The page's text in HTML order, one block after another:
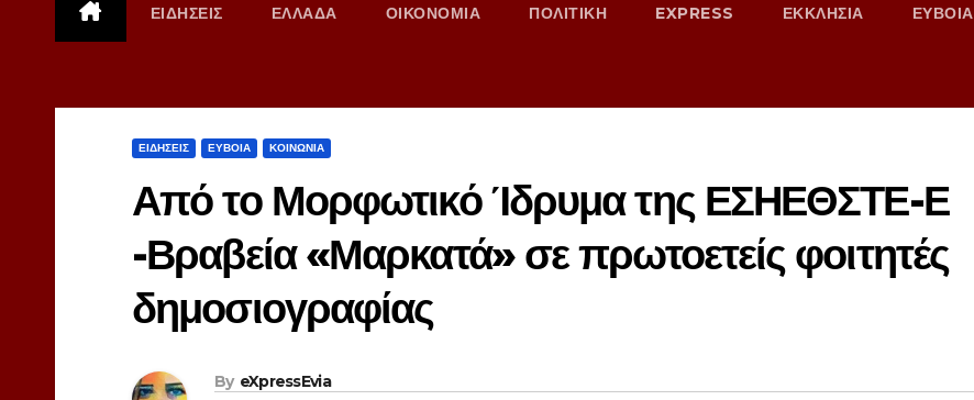
ΕΙΔΗΣΕΙΣ ΕΛΛΑΔΑ ΟΙΚΟΝΟΜΙΑ ΠΟΛΙΤΙΚΗ EXPRESS ΕΚΚΛΗΣΙΑ ΕΥΒΟΙΑ
ΕΙΔΗΣΕΙΣ ΕΥΒΟΙΑ ΚΟΙΝΩΝΙΑ
Από το Μορφωτικό Ίδρυμα της ΕΣΗΕΘΣΤΕ-Ε
-Βραβεία «Μαρκατά» σε πρωτοετείς φοιτητές
δημοσιογραφίας
By eXpressEvia